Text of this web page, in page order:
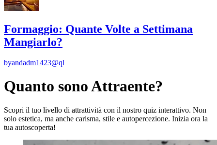
Formaggio: Quante Volte a Settimana
Mangiarlo?
byandadm1423@ql
Quanto sono Attraente?
Scopri il tuo livello di attrattività con il nostro quiz interattivo. Non
solo estetica, ma anche carisma, stile e autopercezione. Inizia ora la
tua autoscoperta!